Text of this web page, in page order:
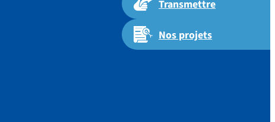
Transmettre
Nos projets